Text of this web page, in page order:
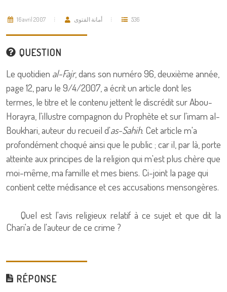
16 avril 2007 أمانة الفتوى 536
QUESTION
Le quotidien al-Fajr, dans son numéro 96, deuxième année,
page 12, paru le 9/4/2007, a écrit un article dont les
termes, le titre et le contenu jettent le discrédit sur Abou-
Horayra, l'illustre compagnon du Prophète et sur l'imam al-
Boukhari, auteur du recueil d'as-Sahih. Cet article m'a
profondément choqué ainsi que le public ; car il, par là, porte
atteinte aux principes de la religion qui m'est plus chère que
moi-même, ma famille et mes biens. Ci-joint la page qui
contient cette médisance et ces accusations mensongères.
Quel est l'avis religieux relatif à ce sujet et que dit la
Chari'a de l'auteur de ce crime ?
RÉPONSE